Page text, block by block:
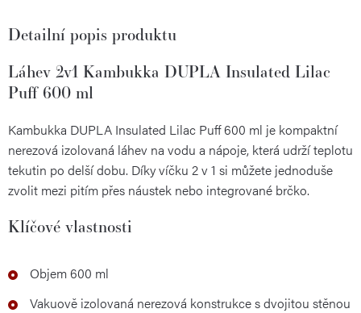
Detailní popis produktu
Láhev 2v1 Kambukka DUPLA Insulated Lilac
Puff 600 ml
Kambukka DUPLA Insulated Lilac Puff 600 ml je kompaktní
nerezová izolovaná láhev na vodu a nápoje, která udrží teplotu
tekutin po delší dobu. Díky víčku 2 v 1 si můžete jednoduše
zvolit mezi pitím přes náustek nebo integrované brčko.
Klíčové vlastnosti
Objem 600 ml
Vakuově izolovaná nerezová konstrukce s dvojitou stěnou